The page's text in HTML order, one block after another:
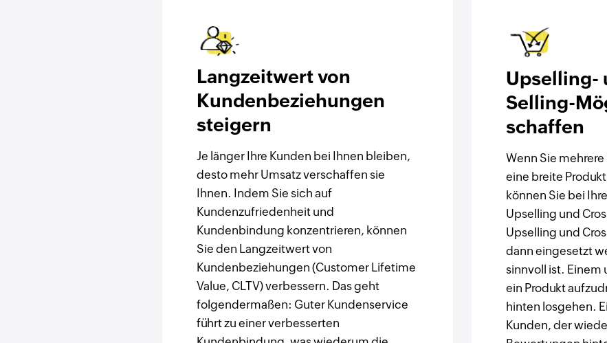
Langzeitwert von
Kundenbeziehungen
steigern
Je länger Ihre Kunden bei Ihnen bleiben,
desto mehr Umsatz verschaffen sie
Ihnen. Indem Sie sich auf
Kundenzufriedenheit und
Kundenbindung konzentrieren, können
Sie den Langzeitwert von
Kundenbeziehungen (Customer Lifetime
Value, CLTV) verbessern. Das geht
folgendermaßen: Guter Kundenservice
führt zu einer verbesserten
Upselling-
Selling-
schaffen
Wenn Sie
eine breite
können Sie bei
Upselling und
Upselling und
dann eingesetzt
sinnvoll ist. Einem
ein Produkt
hinten losgehen.
Kunden, der